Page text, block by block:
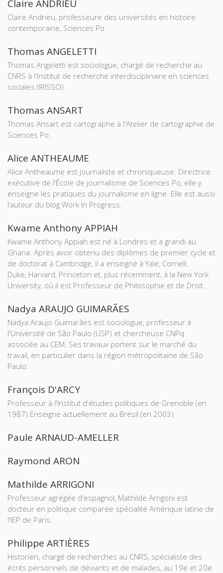
Claire ANDRIEU
Claire Andrieu, professeure des universités en histoire
contemporaine, Sciences Po
Thomas ANGELETTI
Thomas Angeletti est sociologue, chargé de recherche au
CNRS à l'Institut de recherche interdisciplinaire en sciences
sociales (IRISSO).
Thomas ANSART
Thomas Ansart est cartographe à l'Atelier de cartographie de
Sciences Po.
Alice ANTHEAUME
Alice Antheaume est journaliste et chroniqueuse. Directrice
exécutive de l'École de journalisme de Sciences Po, elle y
enseigne les pratiques du journalisme en ligne. Elle est aussi
l’auteur du blog Work In Progress.
Kwame Anthony APPIAH
Kwame Anthony Appiah est né à Londres et a grandi au
Ghana. Après avoir obtenu des diplômes de premier cycle et
de doctorat à Cambridge, il a enseigné à Yale, Cornell,
Duke, Harvard, Princeton et, plus récemment, à la New York
University, où il est Professeur de Philosophie et de Droit.
Nadya ARAUJO GUIMARÃES
Nadya Araujo Guimarães est sociologue, professeur à
l'Université de São Paulo (USP) et chercheuse CNPq
associée au CEM. Ses travaux portent sur le marché du
travail, en particulier dans la région métropolitaine de São
Paulo.
François D'ARCY
Professeur à l'Institut d'études politiques de Grenoble (en
1987) Enseigne actuellement au Brésil (en 2003)
Paule ARNAUD-AMELLER
Raymond ARON
Mathilde ARRIGONI
Professeur agrégée d'espagnol, Mathilde Arrigoni est
docteur en politique comparée spécialité Amérique latine de
l'IEP de Paris.
Philippe ARTIÈRES
Historien, chargé de recherches au CNRS, spécialiste des
écrits personnels de déviants et de malades, au 19e et 20e